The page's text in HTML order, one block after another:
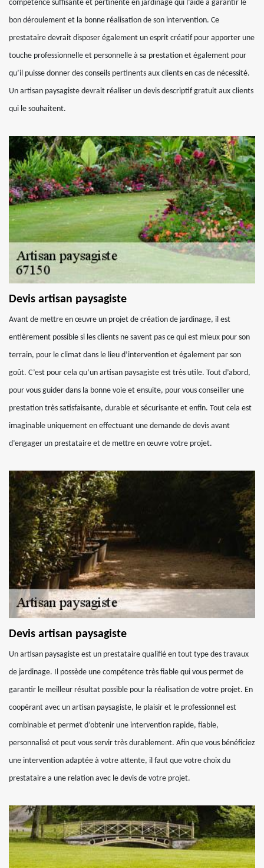
compétence suffisante et pertinente en jardinage qui l’aide à garantir le
bon déroulement et la bonne réalisation de son intervention. Ce
prestataire devrait disposer également un esprit créatif pour apporter une
touche professionnelle et personnelle à sa prestation et également pour
qu’il puisse donner des conseils pertinents aux clients en cas de nécessité.
Un artisan paysagiste devrait réaliser un devis descriptif gratuit aux clients
qui le souhaitent.
Devis artisan paysagiste
Avant de mettre en œuvre un projet de création de jardinage, il est
entièrement possible si les clients ne savent pas ce qui est mieux pour son
terrain, pour le climat dans le lieu d’intervention et également par son
goût. C’est pour cela qu’un artisan paysagiste est très utile. Tout d’abord,
pour vous guider dans la bonne voie et ensuite, pour vous conseiller une
prestation très satisfaisante, durable et sécurisante et enfin. Tout cela est
imaginable uniquement en effectuant une demande de devis avant
d’engager un prestataire et de mettre en œuvre votre projet.
Devis artisan paysagiste
Un artisan paysagiste est un prestataire qualifié en tout type des travaux
de jardinage. Il possède une compétence très fiable qui vous permet de
garantir le meilleur résultat possible pour la réalisation de votre projet. En
coopérant avec un artisan paysagiste, le plaisir et le professionnel est
combinable et permet d’obtenir une intervention rapide, fiable,
personnalisé et peut vous servir très durablement. Afin que vous bénéficiez
une intervention adaptée à votre attente, il faut que votre choix du
prestataire a une relation avec le devis de votre projet.